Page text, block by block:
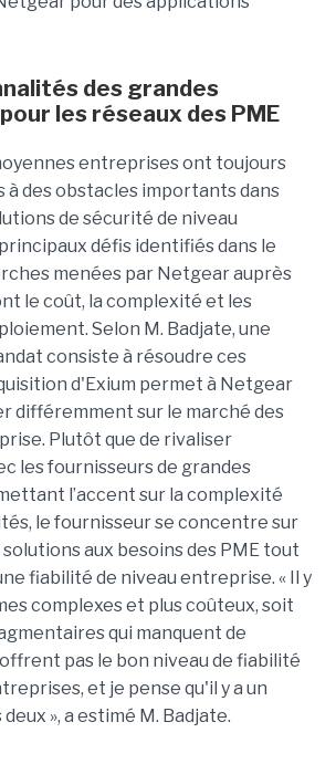
des grandes
les réseaux des PME
entreprises ont toujours
des obstacles importants dans
de sécurité de niveau
défis identifiés dans le
menées par Netgear auprès
le coût, la complexité et les
Selon M. Badjate, une
consiste à résoudre ces
d'Exium permet à Netgear
différemment sur le marché des
Plutôt que de rivaliser
les fournisseurs de grandes
l’accent sur la complexité
le fournisseur se concentre sur
aux besoins des PME tout
fiabilité de niveau entreprise. « Il y
complexes et plus coûteux, soit
qui manquent de
pas le bon niveau de fiabilité
et je pense qu'il y a un
», a estimé M. Badjate.